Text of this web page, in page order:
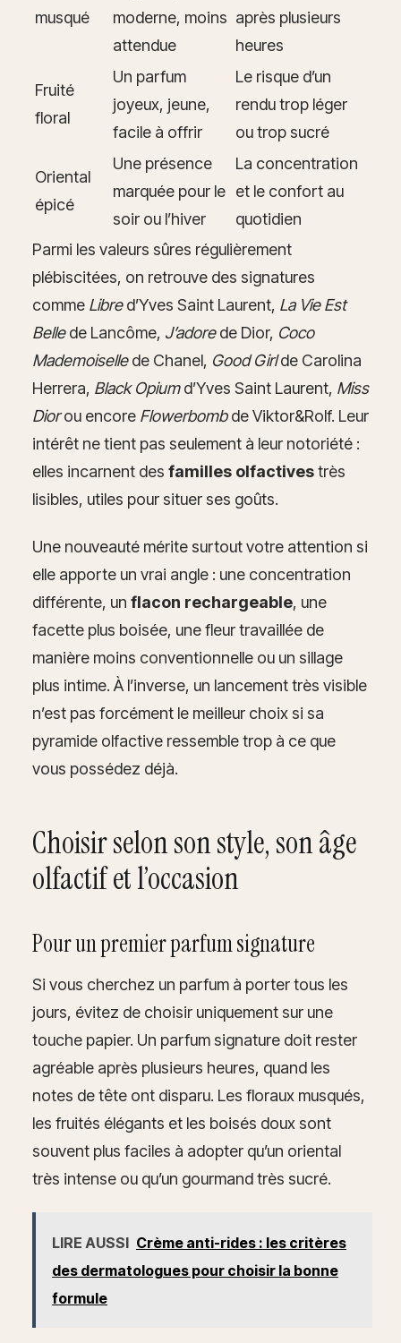
musqué
moderne, moins
attendue
après plusieurs
heures
Fruité
floral
Un parfum
joyeux, jeune,
facile à offrir
Le risque d’un
rendu trop léger
ou trop sucré
Oriental
épicé
Une présence
marquée pour le
soir ou l’hiver
La concentration
et le confort au
quotidien
Parmi les valeurs sûres régulièrement
plébiscitées, on retrouve des signatures
comme Libred’Yves Saint Laurent, La Vie Est
Bellede Lancôme, J’adorede Dior, Coco
Mademoisellede Chanel, Good Girlde Carolina
Herrera, Black Opiumd’Yves Saint Laurent, Miss
Diorou encore Flowerbombde Viktor&Rolf. Leur
intérêt ne tient pas seulement à leur notoriété :
elles incarnent des familles olfactivestrès
lisibles, utiles pour situer ses goûts.
Une nouveauté mérite surtout votre attention si
elle apporte un vrai angle : une concentration
différente, un flacon rechargeable, une
facette plus boisée, une fleur travaillée de
manière moins conventionnelle ou un sillage
plus intime. À l’inverse, un lancement très visible
n’est pas forcément le meilleur choix si sa
pyramide olfactive ressemble trop à ce que
vous possédez déjà.
Choisir selon son style, son âge
olfactif et l’occasion
Pour un premier parfum signature
Si vous cherchez un parfum à porter tous les
jours, évitez de choisir uniquement sur une
touche papier. Un parfum signature doit rester
agréable après plusieurs heures, quand les
notes de tête ont disparu. Les floraux musqués,
les fruités élégants et les boisés doux sont
souvent plus faciles à adopter qu’un oriental
très intense ou qu’un gourmand très sucré.
LIRE AUSSI Crème anti-rides : les critères
des dermatologues pour choisir la bonne
formule